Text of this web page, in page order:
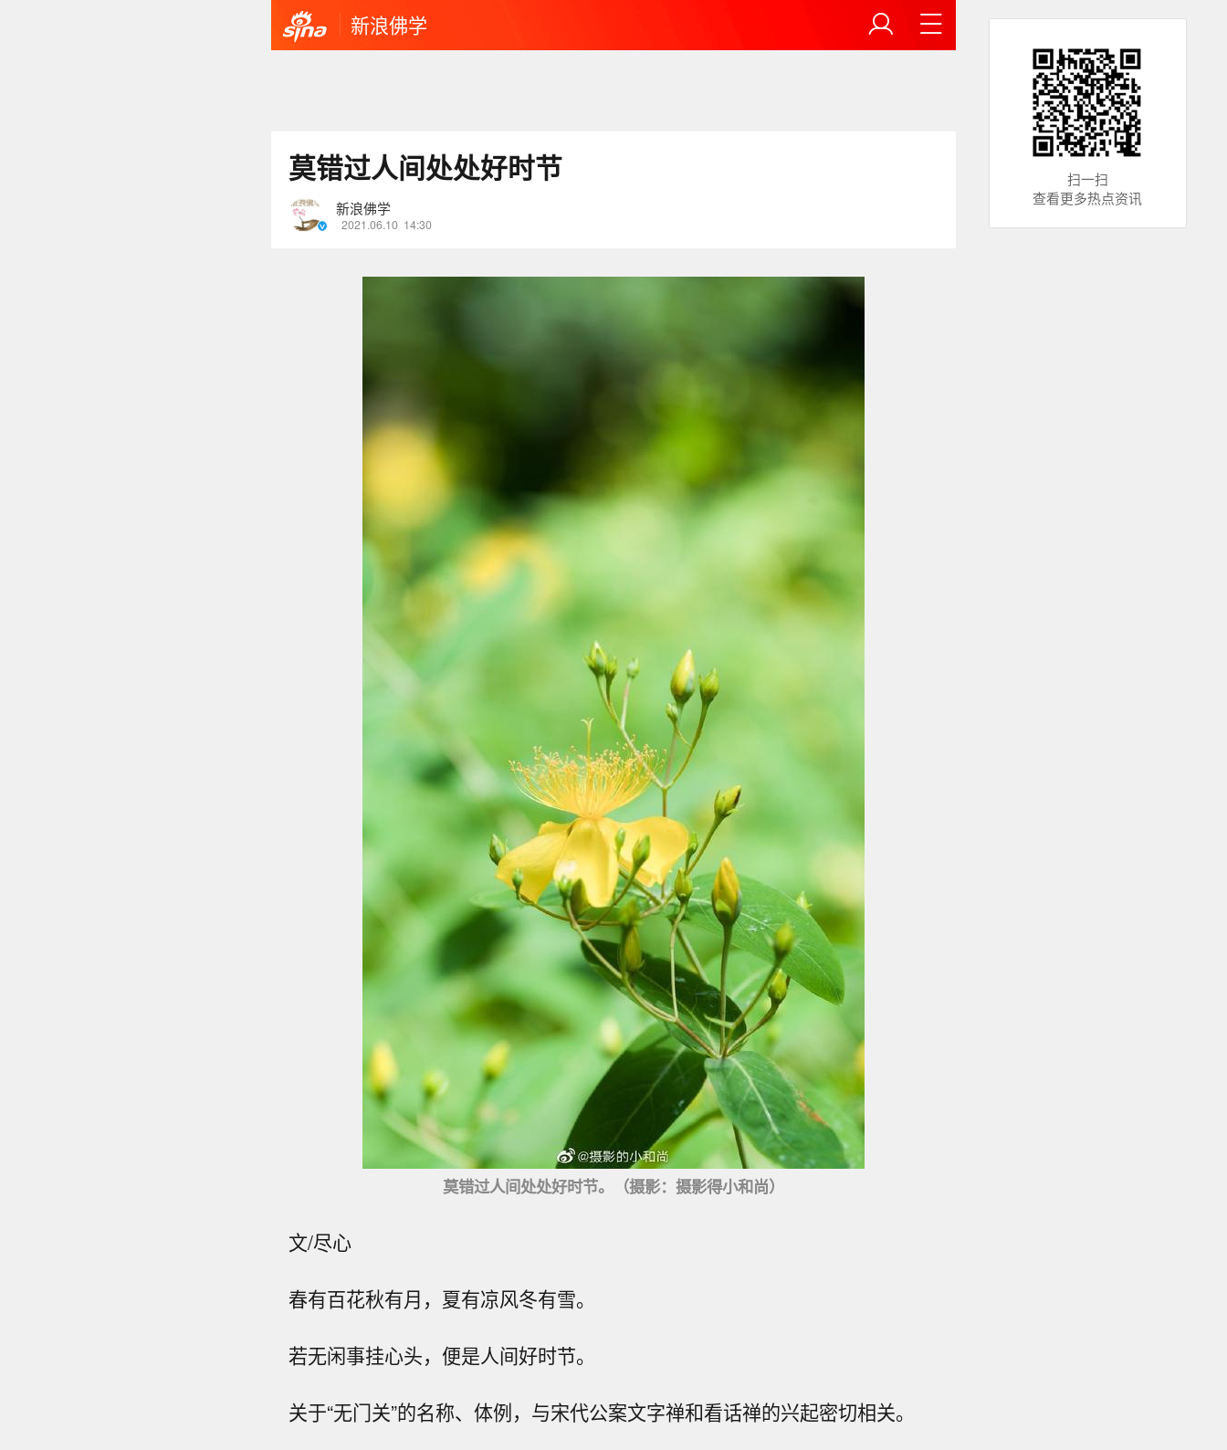
新浪佛学
莫错过人间处处好时节
新浪佛学
2021.06.10 14:30
莫错过人间处处好时节。（摄影：摄影得小和尚）
文/尽心
春有百花秋有月，夏有凉风冬有雪。
若无闲事挂心头，便是人间好时节。
关于“无门关”的名称、体例，与宋代公案文字禅和看话禅的兴起密切相关。
扫一扫
查看更多热点资讯